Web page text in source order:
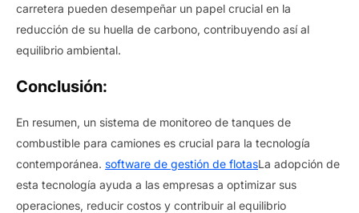
carretera pueden desempeñar un papel crucial en la
reducción de su huella de carbono, contribuyendo así al
equilibrio ambiental.
Conclusión:
En resumen, un sistema de monitoreo de tanques de
combustible para camiones es crucial para la tecnología
contemporánea. software de gestión de flotasLa adopción de
esta tecnología ayuda a las empresas a optimizar sus
operaciones, reducir costos y contribuir al equilibrio